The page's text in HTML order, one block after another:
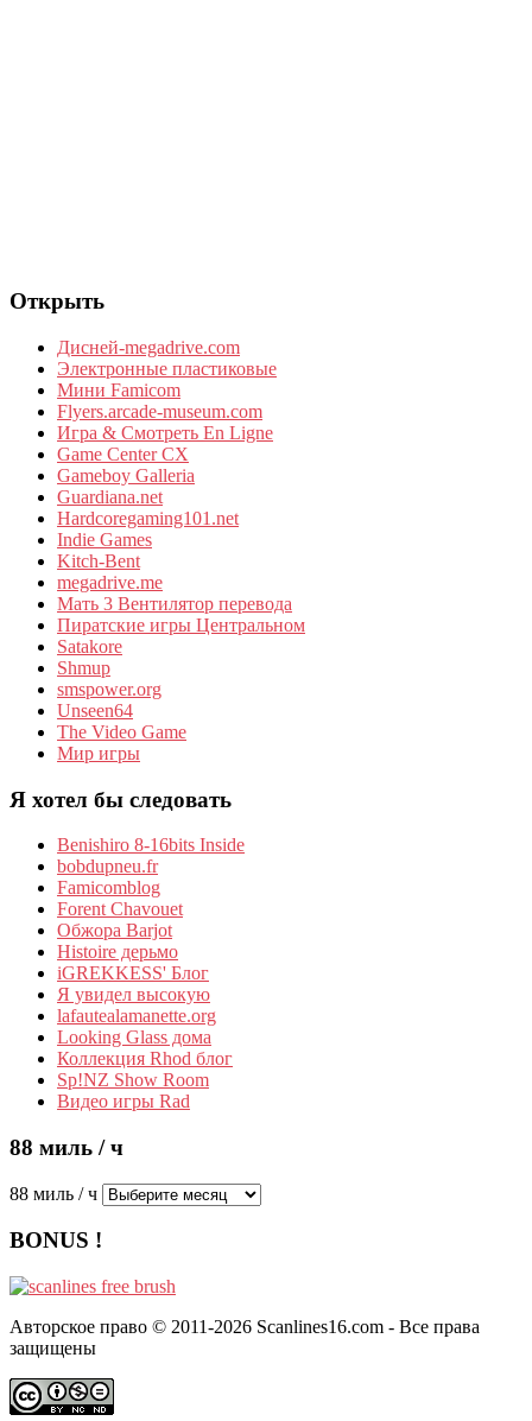
Открыть
Дисней-megadrive.com
Электронные пластиковые
Мини Famicom
Flyers.arcade-museum.com
Игра & Смотреть En Ligne
Game Center CX
Gameboy Galleria
Guardiana.net
Hardcoregaming101.net
Indie Games
Kitch-Bent
megadrive.me
Мать 3 Вентилятор перевода
Пиратские игры Центральном
Satakore
Shmup
smspower.org
Unseen64
The Video Game
Мир игры
Я хотел бы следовать
Benishiro 8-16bits Inside
bobdupneu.fr
Famicomblog
Forent Chavouet
Обжора Barjot
Histoire дерьмо
iGREKKESS' Блог
Я увидел высокую
lafautealamanette.org
Looking Glass дома
Коллекция Rhod блог
Sp!NZ Show Room
Видео игры Rad
88 миль / ч
88 миль / ч
BONUS !
Авторское право © 2011-2026 Scanlines16.com - Все права
защищены